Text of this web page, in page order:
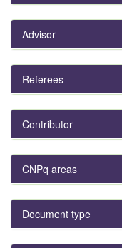
Advisor
Referees
Contributor
CNPq areas
Document type